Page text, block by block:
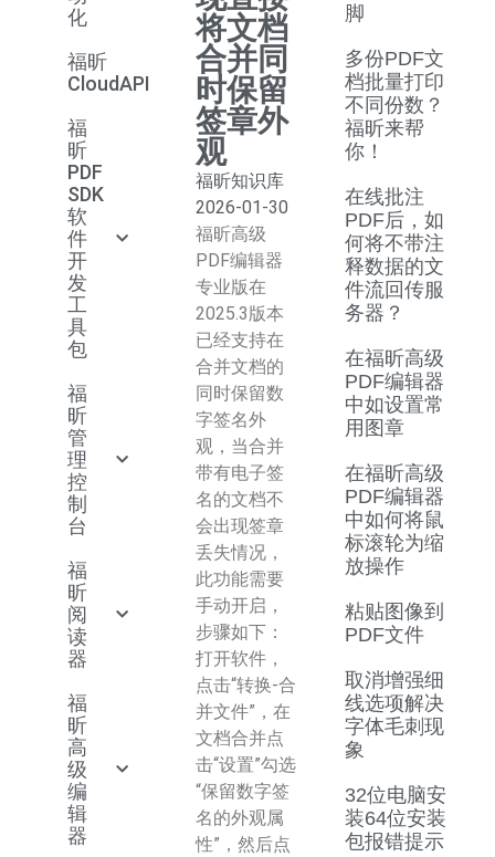
化
福昕
CloudAPI
福
昕
PDF
SDK
软
件
开
发
工
具
包
福
昕
管
理
控
制
台
福
昕
阅
读
器
福
昕
高
级
编
辑
器
将文档
合并同
时保留
签章外
观
福昕知识库
2026-01-30
福昕高级
PDF编辑器
专业版在
2025.3版本
已经支持在
合并文档的
同时保留数
字签名外
观，当合并
带有电子签
名的文档不
会出现签章
丢失情况，
此功能需要
手动开启，
步骤如下：
打开软件，
点击“转换-合
并文件”，在
文档合并点
击“设置”勾选
“保留数字签
名的外观属
性”，然后点
脚
多份PDF文
档批量打印
不同份数？
福昕来帮
你！
在线批注
PDF后，如
何将不带注
释数据的文
件流回传服
务器？
在福昕高级
PDF编辑器
中如设置常
用图章
在福昕高级
PDF编辑器
中如何将鼠
标滚轮为缩
放操作
粘贴图像到
PDF文件
取消增强细
线选项解决
字体毛刺现
象
32位电脑安
装64位安装
包报错提示